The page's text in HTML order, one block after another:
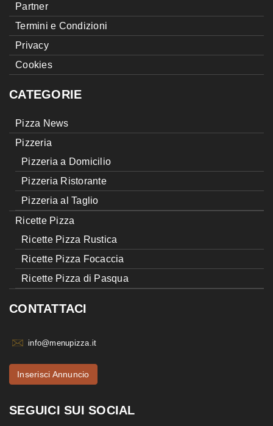
Partner
Termini e Condizioni
Privacy
Cookies
CATEGORIE
Pizza News
Pizzeria
Pizzeria a Domicilio
Pizzeria Ristorante
Pizzeria al Taglio
Ricette Pizza
Ricette Pizza Rustica
Ricette Pizza Focaccia
Ricette Pizza di Pasqua
CONTATTACI
info@menupizza.it
Inserisci Annuncio
SEGUICI SUI SOCIAL